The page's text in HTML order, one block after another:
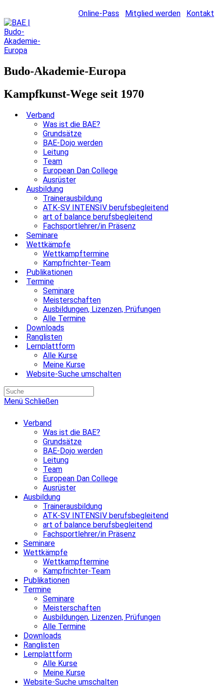
Online-Pass Mitglied werden Kontakt
Budo-Akademie-Europa
Kampfkunst-Wege seit 1970
Verband
Was ist die BAE?
Grundsätze
BAE-Dojo werden
Leitung
Team
European Dan College
Ausrüster
Ausbildung
Trainerausbildung
ATK-SV INTENSIV berufsbegleitend
art of balance berufsbegleitend
Fachsportlehrer/in Präsenz
Seminare
Wettkämpfe
Wettkampftermine
Kampfrichter-Team
Publikationen
Termine
Seminare
Meisterschaften
Ausbildungen, Lizenzen, Prüfungen
Alle Termine
Downloads
Ranglisten
Lernplattform
Alle Kurse
Meine Kurse
Website-Suche umschalten
Menü Schließen
Verband
Was ist die BAE?
Grundsätze
BAE-Dojo werden
Leitung
Team
European Dan College
Ausrüster
Ausbildung
Trainerausbildung
ATK-SV INTENSIV berufsbegleitend
art of balance berufsbegleitend
Fachsportlehrer/in Präsenz
Seminare
Wettkämpfe
Wettkampftermine
Kampfrichter-Team
Publikationen
Termine
Seminare
Meisterschaften
Ausbildungen, Lizenzen, Prüfungen
Alle Termine
Downloads
Ranglisten
Lernplattform
Alle Kurse
Meine Kurse
Website-Suche umschalten